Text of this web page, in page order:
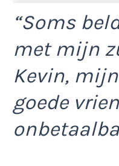
“Soms
met mijn
Kevin,
goede